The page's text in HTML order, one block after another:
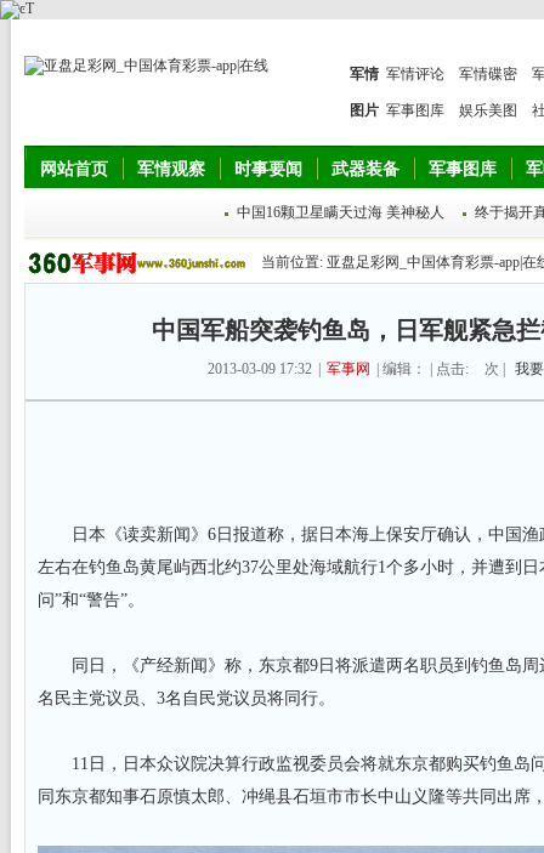
军情 军情评论 军情碟密
图片 军事图库 娱乐美图
网站首页 军情观察 时事要闻 武器装备 军事图库
中国16颗卫星瞒天过海 美神秘人 终于揭开
当前位置: 亚盘足彩网_中国体育彩票-app|在
中国军船突袭钓鱼岛，日军舰紧急
2013-03-09 17:32 军事网 | 编辑： | 点击: 次 | 我
日本《读卖新闻》6日报道称，据日本海上保安厅确认，中国渔
左右在钓鱼岛黄尾屿西北约37公里处海域航行1个多小时，并遭到
问”和“警告”。
同日，《产经新闻》称，东京都9日将派遣两名职员到钓鱼岛周
名民主党议员、3名自民党议员将同行。
11日，日本众议院决算行政监视委员会将就东京都购买钓鱼岛
同东京都知事石原慎太郎、冲绳县石垣市市长中山义隆等共同出席